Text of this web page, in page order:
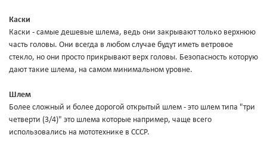
Каски
Каски - самые дешевые шлема, ведь они закрывают только верхнюю
часть головы. Они всегда в любом случае будут иметь ветровое
стекло, но они просто прикрывают верх головы. Безопасность которую
дают такие шлема, на самом минимальном уровне.
Шлем
Более сложный и более дорогой открытый шлем - это шлем типа "три
четверти (3/4)" это шлема которые например, чаще всего
использовались на мототехнике в СССР.